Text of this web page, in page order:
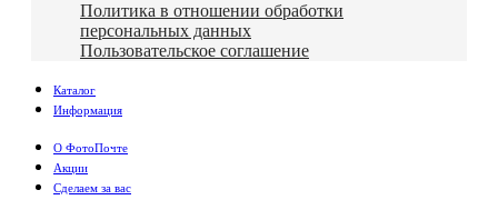
Политика в отношении обработки
персональных данных
Пользовательское соглашение
Каталог
Информация
О ФотоПочте
Акции
Сделаем за вас